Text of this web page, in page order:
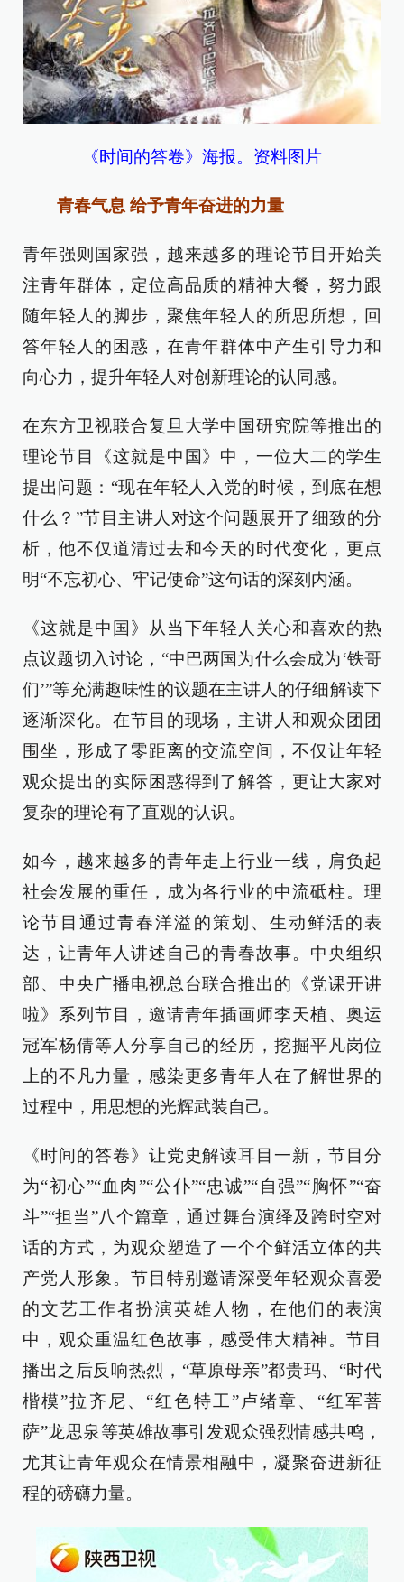
《时间的答卷》海报。资料图片
青春气息 给予青年奋进的力量
青年强则国家强，越来越多的理论节目开始关
注青年群体，定位高品质的精神大餐，努力跟
随年轻人的脚步，聚焦年轻人的所思所想，回
答年轻人的困惑，在青年群体中产生引导力和
向心力，提升年轻人对创新理论的认同感。
在东方卫视联合复旦大学中国研究院等推出的
理论节目《这就是中国》中，一位大二的学生
提出问题：“现在年轻人入党的时候，到底在想
什么？”节目主讲人对这个问题展开了细致的分
析，他不仅道清过去和今天的时代变化，更点
明“不忘初心、牢记使命”这句话的深刻内涵。
《这就是中国》从当下年轻人关心和喜欢的热
点议题切入讨论，“中巴两国为什么会成为‘铁哥
们’”等充满趣味性的议题在主讲人的仔细解读下
逐渐深化。在节目的现场，主讲人和观众团团
围坐，形成了零距离的交流空间，不仅让年轻
观众提出的实际困惑得到了解答，更让大家对
复杂的理论有了直观的认识。
如今，越来越多的青年走上行业一线，肩负起
社会发展的重任，成为各行业的中流砥柱。理
论节目通过青春洋溢的策划、生动鲜活的表
达，让青年人讲述自己的青春故事。中央组织
部、中央广播电视总台联合推出的《党课开讲
啦》系列节目，邀请青年插画师李天植、奥运
冠军杨倩等人分享自己的经历，挖掘平凡岗位
上的不凡力量，感染更多青年人在了解世界的
过程中，用思想的光辉武装自己。
《时间的答卷》让党史解读耳目一新，节目分
为“初心”“血肉”“公仆”“忠诚”“自强”“胸怀”“奋
斗”“担当”八个篇章，通过舞台演绎及跨时空对
话的方式，为观众塑造了一个个鲜活立体的共
产党人形象。节目特别邀请深受年轻观众喜爱
的文艺工作者扮演英雄人物，在他们的表演
中，观众重温红色故事，感受伟大精神。节目
播出之后反响热烈，“草原母亲”都贵玛、“时代
楷模”拉齐尼、“红色特工”卢绪章、“红军菩
萨”龙思泉等英雄故事引发观众强烈情感共鸣，
尤其让青年观众在情景相融中，凝聚奋进新征
程的磅礴力量。